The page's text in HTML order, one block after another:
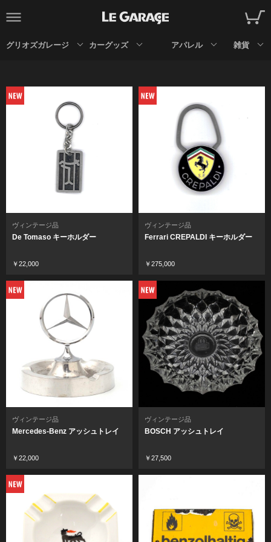
グリオズガレージ カーグッズ アパレル 雑貨
ヴィンテージ品
De Tomaso キーホルダー
￥22,000
ヴィンテージ品
Ferrari CREPALDI キーホルダー
￥275,000
ヴィンテージ品
Mercedes-Benz アッシュトレイ
￥22,000
ヴィンテージ品
BOSCH アッシュトレイ
￥27,500